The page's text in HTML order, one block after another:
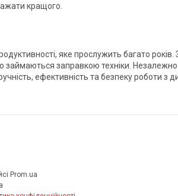
кращого.
яке прослужить багато
заправкою техніки. Незалежно
ефективність та безпеку роботи з
Prom.ua